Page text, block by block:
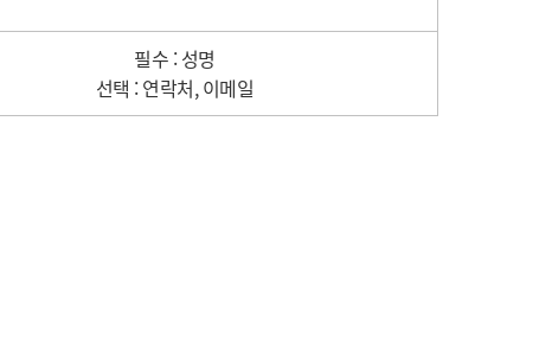
필수 : 성명
선택 : 연락처, 이메일